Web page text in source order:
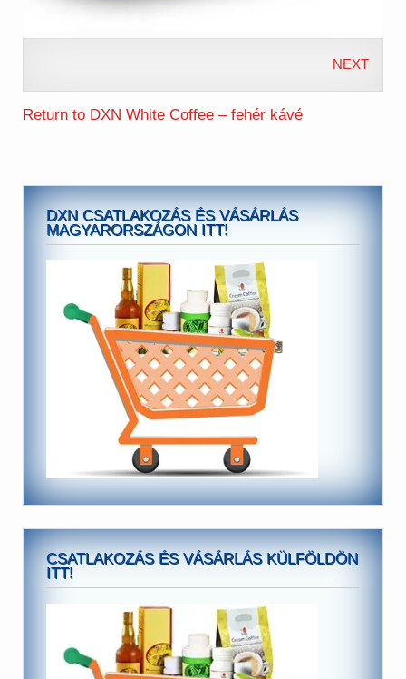
NEXT
Return to DXN White Coffee – fehér kávé
DXN CSATLAKOZÁS ÉS VÁSÁRLÁS
MAGYARORSZÁGON ITT!
CSATLAKOZÁS ÉS VÁSÁRLÁS KÜLFÖLDÖN
ITT!